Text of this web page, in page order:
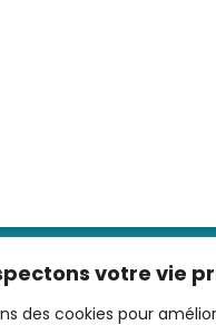
votre vie
des cookies pour